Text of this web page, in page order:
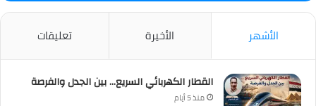
الأشهر الأخيرة تعليقات
القطار الكهربائي السريع… بين الجدل والفرصة
منذ 5 أيام